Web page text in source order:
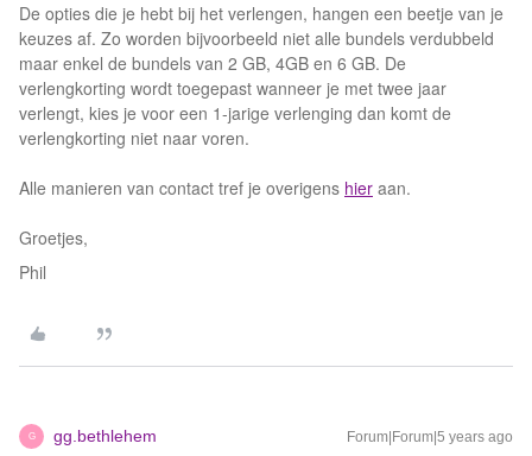
De opties die je hebt bij het verlengen, hangen een beetje van je
keuzes af. Zo worden bijvoorbeeld niet alle bundels verdubbeld
maar enkel de bundels van 2 GB, 4GB en 6 GB. De
verlengkorting wordt toegepast wanneer je met twee jaar
verlengt, kies je voor een 1-jarige verlenging dan komt de
verlengkorting niet naar voren.
Alle manieren van contact tref je overigens hier aan.
Groetjes,
Phil
G gg.bethlehem Forum|Forum|5 years ago